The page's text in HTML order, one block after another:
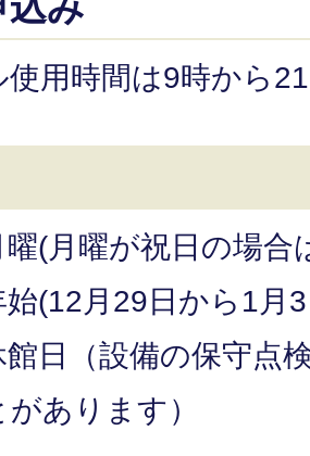
込み
使用時間は9時から
曜(月曜が祝日の場合
始(12月29日から1月
館日（設備の保守点
あります）